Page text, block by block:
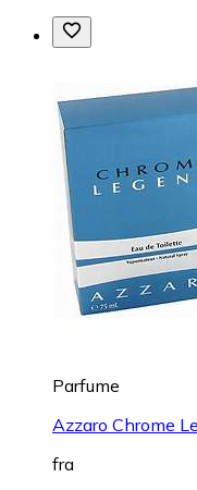
Parfume
Azzaro Chrome
fra